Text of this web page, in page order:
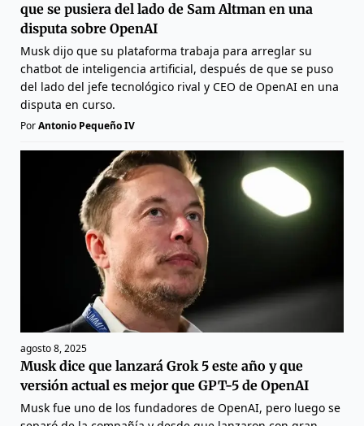
que se pusiera del lado de Sam Altman en una
disputa sobre OpenAI
Musk dijo que su plataforma trabaja para arreglar su
chatbot de inteligencia artificial, después de que se puso
del lado del jefe tecnológico rival y CEO de OpenAI en una
disputa en curso.
PorAntonio Pequeño IV
agosto 8, 2025
Musk dice que lanzará Grok 5 este año y que
versión actual es mejor que GPT-5 de OpenAI
Musk fue uno de los fundadores de OpenAI, pero luego se